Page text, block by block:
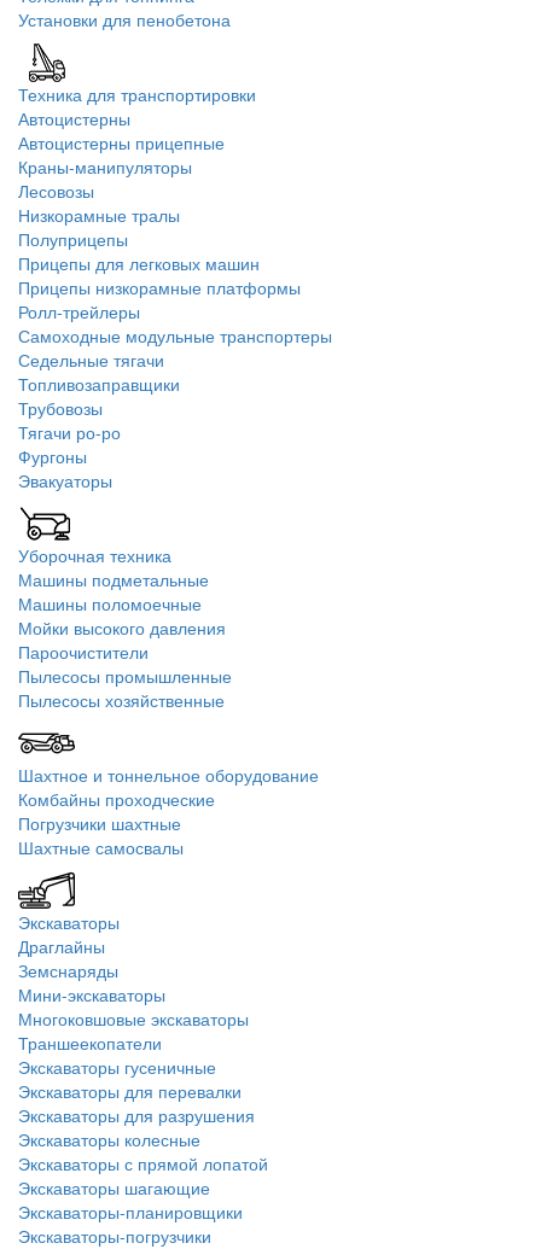
Установки для пенобетона
Техника для транспортировки
Автоцистерны
Автоцистерны прицепные
Краны-манипуляторы
Лесовозы
Низкорамные тралы
Полуприцепы
Прицепы для легковых машин
Прицепы низкорамные платформы
Ролл-трейлеры
Самоходные модульные транспортеры
Седельные тягачи
Топливозаправщики
Трубовозы
Тягачи ро-ро
Фургоны
Эвакуаторы
Уборочная техника
Машины подметальные
Машины поломоечные
Мойки высокого давления
Пароочистители
Пылесосы промышленные
Пылесосы хозяйственные
Шахтное и тоннельное оборудование
Комбайны проходческие
Погрузчики шахтные
Шахтные самосвалы
Экскаваторы
Драглайны
Земснаряды
Мини-экскаваторы
Многоковшовые экскаваторы
Траншеекопатели
Экскаваторы гусеничные
Экскаваторы для перевалки
Экскаваторы для разрушения
Экскаваторы колесные
Экскаваторы с прямой лопатой
Экскаваторы шагающие
Экскаваторы-планировщики
Экскаваторы-погрузчики